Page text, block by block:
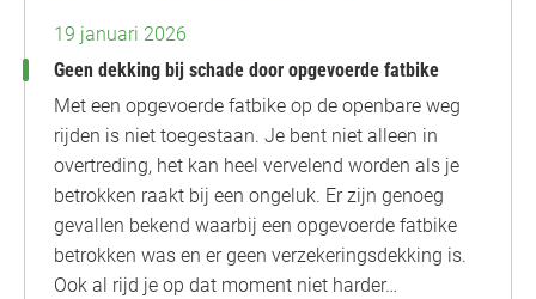
19 januari 2026
Geen dekking bij schade door opgevoerde fatbike
Met een opgevoerde fatbike op de openbare weg
rijden is niet toegestaan. Je bent niet alleen in
overtreding, het kan heel vervelend worden als je
betrokken raakt bij een ongeluk. Er zijn genoeg
gevallen bekend waarbij een opgevoerde fatbike
betrokken was en er geen verzekeringsdekking is.
Ook al rijd je op dat moment niet harder…